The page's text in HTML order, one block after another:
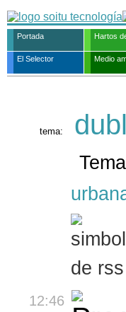
Portada Hartos
El Selector Medio
tema:
12:46